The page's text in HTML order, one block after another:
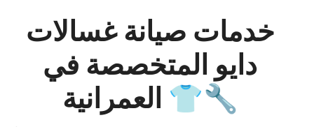
خدمات صيانة غسالات
دايو المتخصصة في
العمرانية 👕🔧